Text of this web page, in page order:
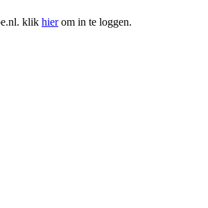
klik hierom in te loggen.